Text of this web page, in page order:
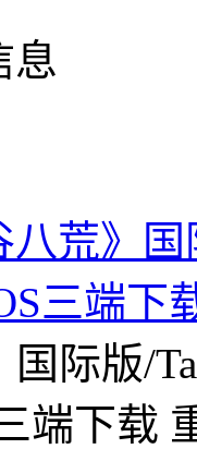
息
八荒》国
三端下
国际版/
端下载